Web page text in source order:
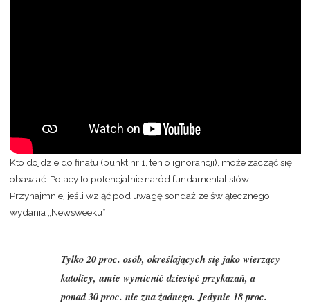
Kto dojdzie do finału (punkt nr 1, ten o ignorancji), może zacząć się
obawiać: Polacy to potencjalnie naród fundamentalistów.
Przynajmniej jeśli wziąć pod uwagę sondaż ze świątecznego
wydania „Newsweeku”:
Tylko 20 proc. osób, określających się jako wierzący
katolicy, umie wymienić dziesięć przykazań, a
ponad 30 proc. nie zna żadnego. Jedynie 18 proc.